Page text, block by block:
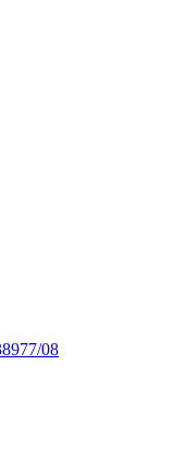
08